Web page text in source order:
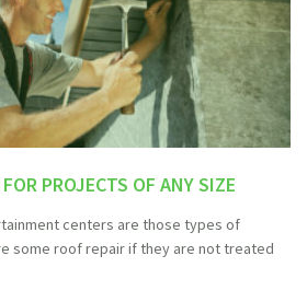
PROJECTS OF ANY SIZE
centers are those types of
some roof repair if they are not treated